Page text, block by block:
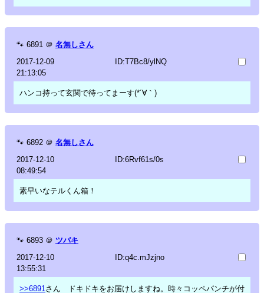
🐾 6891 ＠ 名無しさん
2017-12-09
21:13:05
ID:T7Bc8/ylNQ
ハンコ持って玄関で待ってまーす(*´∀｀)
🐾 6892 ＠ 名無しさん
2017-12-10
08:49:54
ID:6Rvf61s/0s
素早いなテルくん箱！
🐾 6893 ＠ ツバキ
2017-12-10
13:55:31
ID:q4c.mJzjno
>>6891 さん ドキドキをお届けしますね。時々コッペパンチが付